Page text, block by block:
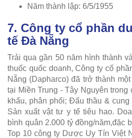
Năm thành lập: 6/5/1955
7. Công ty cổ phần
tế Đà Nẵng
Trải qua gần 50 năm hình thành
thuốc quốc doanh, Công ty cổ
Nẵng (Dapharco) đã trở thành
tại Miền Trung - Tây Nguyên
khẩu, phân phối; Đấu thầu &
Sản xuất vật tư y tế tiêu hao.
bình quân 2.000 tỷ đồng/năm,đặc
Top 10 công ty Dược Uy Tín Việt